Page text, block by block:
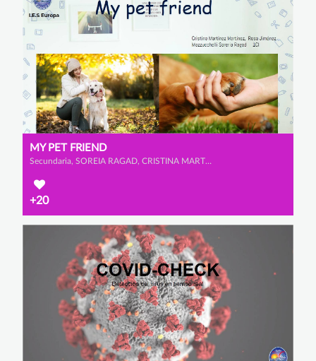
MY PET FRIEND
Secundaria, SOREIA RAGAD, CRISTINA MARTÍNEZ MARTÍNEZ y ROSA CATALINA JIÉNEZ MAZZUCCHELLI
+20